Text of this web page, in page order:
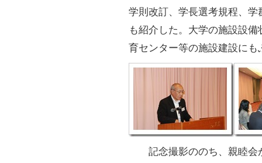
学則改訂、学長選考規程、
も紹介した。大学の施設設
育センター等の施設建設にも
記念撮影ののち、親睦会